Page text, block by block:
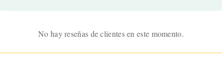
No hay reseñas de clientes en este momento.